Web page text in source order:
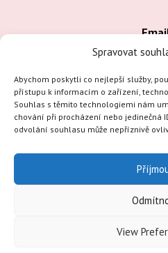
Spravovat
Abychom poskytli co nejlepší služby,
přístupu k informacím o zařízení,
Souhlas s těmito technologiemi nám
chování při procházení nebo jedinečná
odvolání souhlasu může nepříznivě
View
info@kreativnesmonou.cz,
Kreativně
a
c
e
b
o
-
Copyright